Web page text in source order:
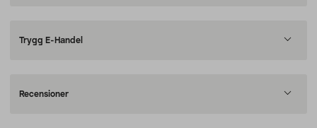
Trygg E-Handel
Recensioner